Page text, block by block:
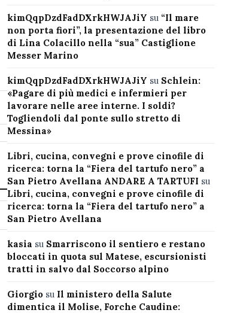
kimQqpDzdFadDXrkHWJAJiY su “Il mare
non porta fiori”, la presentazione del libro
di Lina Colacillo nella “sua” Castiglione
Messer Marino
kimQqpDzdFadDXrkHWJAJiY su Schlein:
«Pagare di più medici e infermieri per
lavorare nelle aree interne. I soldi?
Togliendoli dal ponte sullo stretto di
Messina»
Libri, cucina, convegni e prove cinofile di
ricerca: torna la “Fiera del tartufo nero” a
San Pietro Avellana ANDARE A TARTUFI su
Libri, cucina, convegni e prove cinofile di
ricerca: torna la “Fiera del tartufo nero” a
San Pietro Avellana
kasia su Smarriscono il sentiero e restano
bloccati in quota sul Matese, escursionisti
tratti in salvo dal Soccorso alpino
Giorgiosu Il ministero della Salute
dimentica il Molise, Forche Caudine: